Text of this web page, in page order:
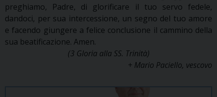
preghiamo, Padre, di glorificare il tuo servo fedele,
dandoci, per sua intercessione, un segno del tuo amore
e facendo giungere a felice conclusione il cammino della
sua beatificazione. Amen.
(3 Gloria alla SS. Trinità)
+ Mario Paciello, vescovo